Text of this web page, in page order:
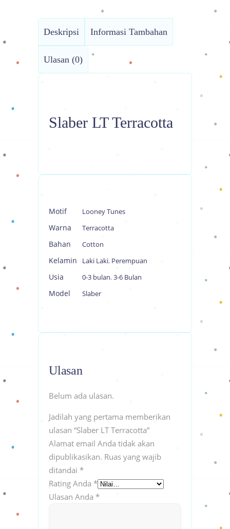
Deskripsi Informasi Tambahan
Ulasan (0)
Slaber LT Terracotta
Motif Looney Tunes
Warna Terracotta
Bahan Cotton
Kelamin Laki Laki, Perempuan
Usia 0-3 bulan, 3-6 Bulan
Model Slaber
Ulasan
Belum ada ulasan.
Jadilah yang pertama memberikan
ulasan “Slaber LT Terracotta”
Alamat email Anda tidak akan
dipublikasikan. Ruas yang wajib
ditandai *
Rating Anda *
Ulasan Anda *